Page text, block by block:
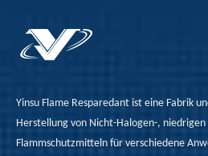
Yinsu Flame Resparedant ist eine Fabrik
Herstellung von Nicht-Halogen-,
Flammschutzmitteln für verschiedene